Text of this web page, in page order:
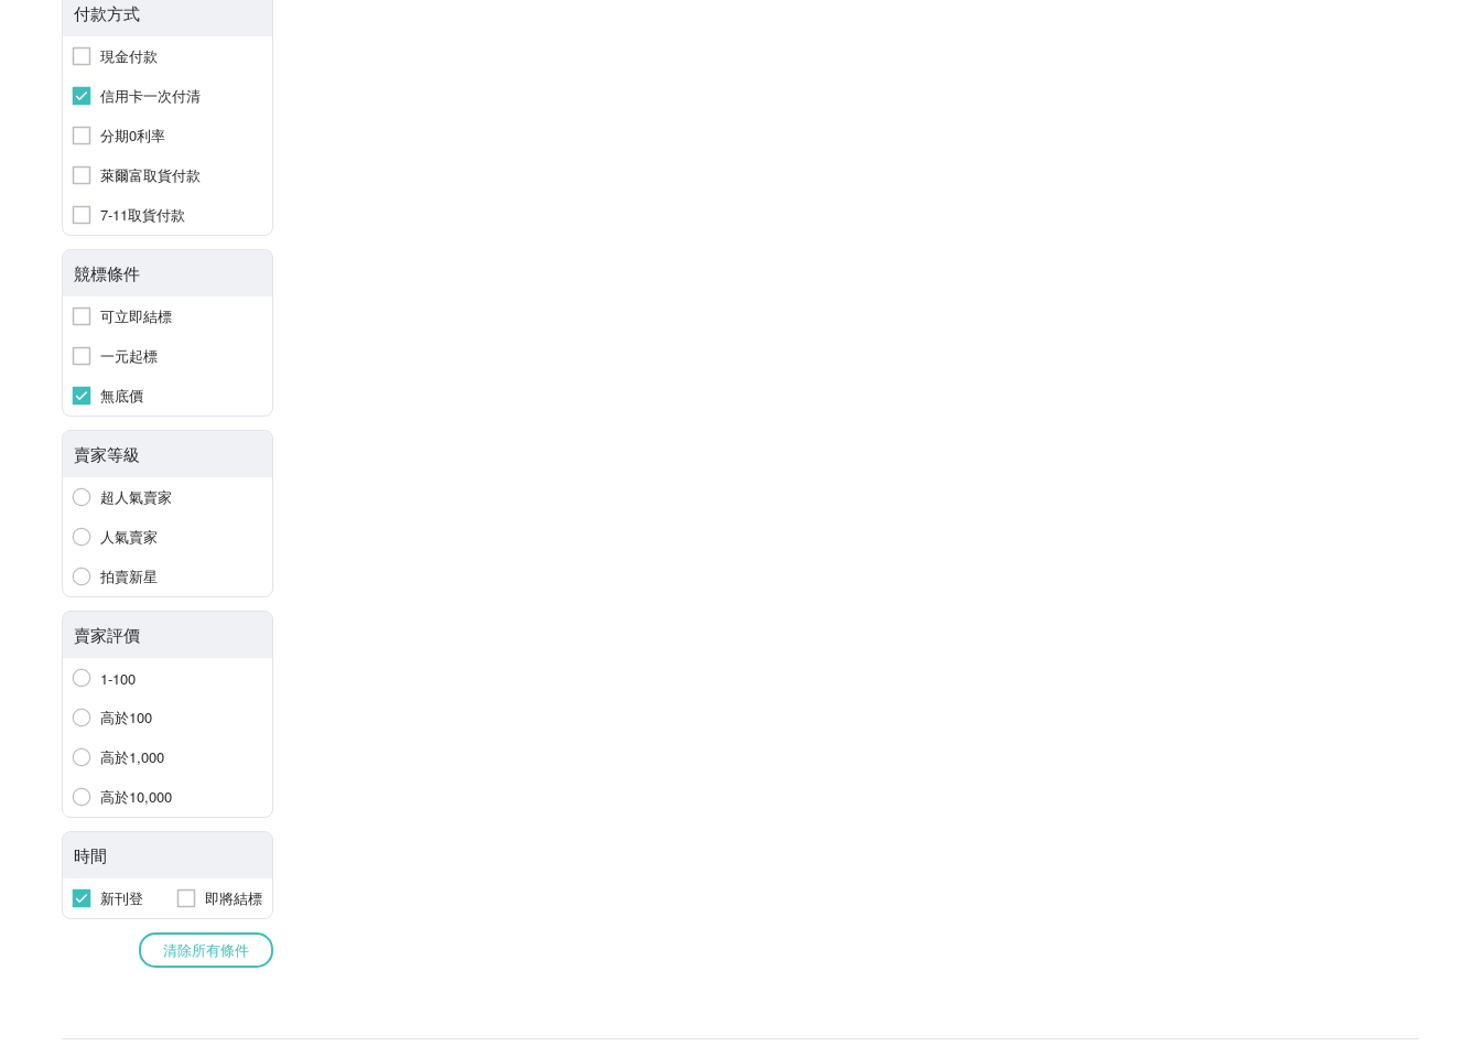
付款方式
現金付款
信用卡一次付清
分期0利率
萊爾富取貨付款
7-11取貨付款
競標條件
可立即結標
一元起標
無底價
賣家等級
超人氣賣家
人氣賣家
拍賣新星
賣家評價
1-100
高於100
高於1,000
高於10,000
時間
新刊登 即將結標
清除所有條件